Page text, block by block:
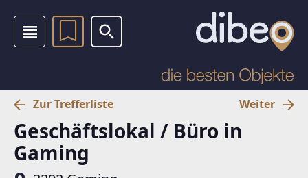
Zur Trefferliste Weiter
Geschäftslokal / Büro in
Gaming